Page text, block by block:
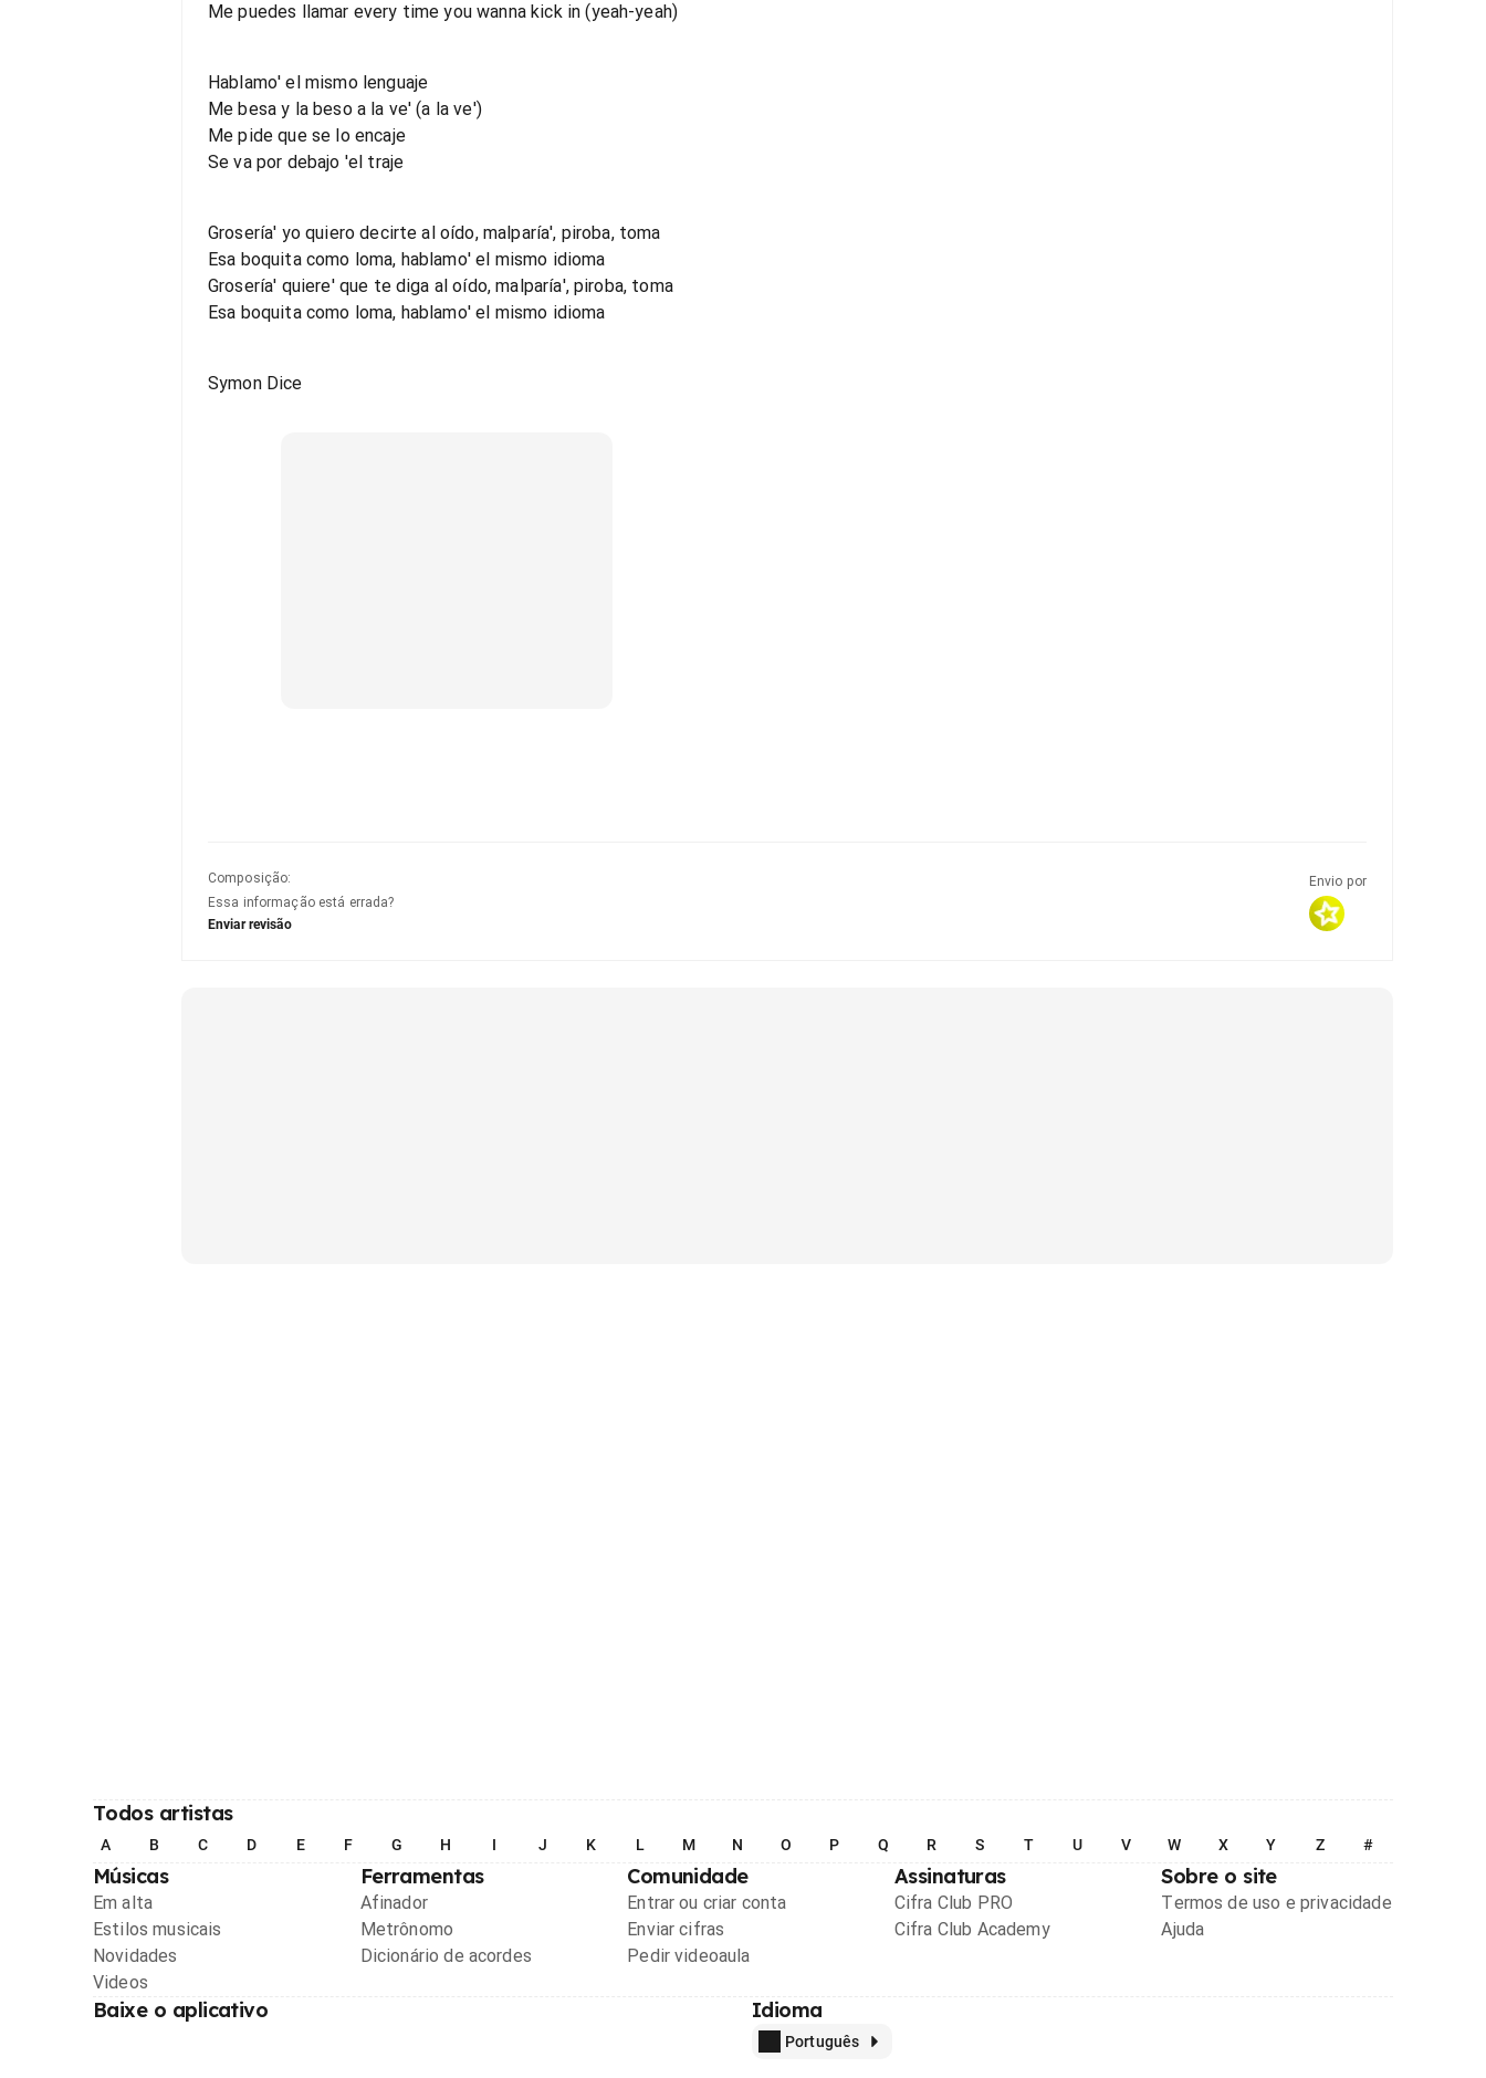
Me puedes llamar every time you wanna kick in (yeah-yeah)
Hablamo' el mismo lenguaje
Me besa y la beso a la ve' (a la ve')
Me pide que se lo encaje
Se va por debajo 'el traje
Grosería' yo quiero decirte al oído, malparía', piroba, toma
Esa boquita como loma, hablamo' el mismo idioma
Grosería' quiere' que te diga al oído, malparía', piroba, toma
Esa boquita como loma, hablamo' el mismo idioma
Symon Dice
Composição:
Essa informação está errada?
Enviar revisão
Envio por
Todos artistas
A B C D E F G H I J K L M N O P Q R S T U V W X Y Z #
Músicas
Em alta
Estilos musicais
Novidades
Videos
Ferramentas
Afinador
Metrônomo
Dicionário de acordes
Comunidade
Entrar ou criar conta
Enviar cifras
Pedir videoaula
Assinaturas
Cifra Club PRO
Cifra Club Academy
Sobre o site
Termos de uso e privacidade
Ajuda
Baixe o aplicativo Idioma
Português